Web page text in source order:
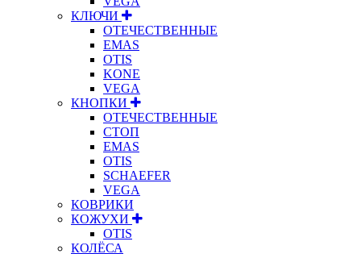
КЛЮЧИ
ОТЕЧЕСТВЕННЫЕ
EMAS
OTIS
KONE
VEGA
КНОПКИ
ОТЕЧЕСТВЕННЫЕ
СТОП
EMAS
OTIS
SCHAEFER
VEGA
КОВРИКИ
КОЖУХИ
OTIS
КОЛЁСА